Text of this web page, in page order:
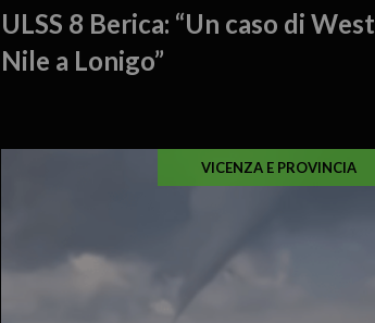
ULSS 8 Berica: “Un caso di West
Nile a Lonigo”
VICENZA E PROVINCIA